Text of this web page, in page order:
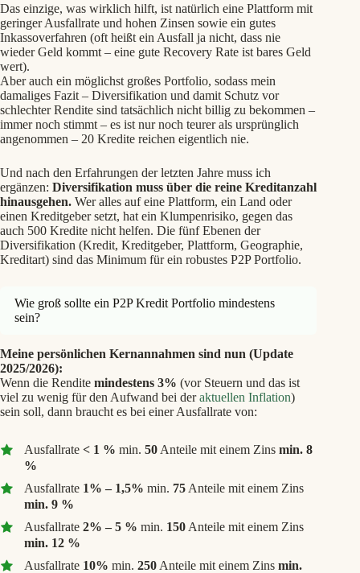
Das einzige, was wirklich hilft, ist natürlich eine Plattform mit
geringer Ausfallrate und hohen Zinsen sowie ein gutes
Inkassoverfahren (oft heißt ein Ausfall ja nicht, dass nie
wieder Geld kommt – eine gute Recovery Rate ist bares Geld
wert).
Aber auch ein möglichst großes Portfolio, sodass mein
damaliges Fazit – Diversifikation und damit Schutz vor
schlechter Rendite sind tatsächlich nicht billig zu bekommen –
immer noch stimmt – es ist nur noch teurer als ursprünglich
angenommen – 20 Kredite reichen eigentlich nie.
Und nach den Erfahrungen der letzten Jahre muss ich
ergänzen: Diversifikation muss über die reine Kreditanzahl
hinausgehen. Wer alles auf eine Plattform, ein Land oder
einen Kreditgeber setzt, hat ein Klumpenrisiko, gegen das
auch 500 Kredite nicht helfen. Die fünf Ebenen der
Diversifikation (Kredit, Kreditgeber, Plattform, Geographie,
Kreditart) sind das Minimum für ein robustes P2P Portfolio.
Wie groß sollte ein P2P Kredit Portfolio mindestens
sein?
Meine persönlichen Kernannahmen sind nun (Update
2025/2026):
Wenn die Rendite mindestens 3% (vor Steuern und das ist
viel zu wenig für den Aufwand bei deraktuellen Inflation)
sein soll, dann braucht es bei einer Ausfallrate von:
Ausfallrate < 1 % min. 50 Anteile mit einem Zins min. 8
%
Ausfallrate 1% – 1,5% min. 75 Anteile mit einem Zins
min. 9 %
Ausfallrate 2% – 5 % min. 150 Anteile mit einem Zins
min. 12 %
Ausfallrate 10% min. 250 Anteile mit einem Zins min.